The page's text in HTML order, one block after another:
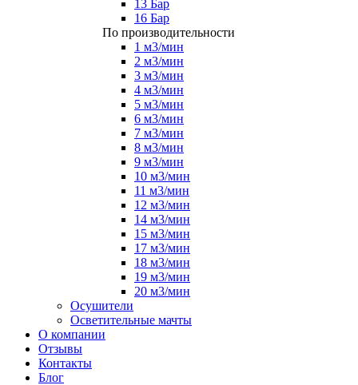
13 Бар
16 Бар
По производительности
1 м3/мин
2 м3/мин
3 м3/мин
4 м3/мин
5 м3/мин
6 м3/мин
7 м3/мин
8 м3/мин
9 м3/мин
10 м3/мин
11 м3/мин
12 м3/мин
14 м3/мин
15 м3/мин
17 м3/мин
18 м3/мин
19 м3/мин
20 м3/мин
Осушители
Осветительные мачты
О компании
Отзывы
Контакты
Блог